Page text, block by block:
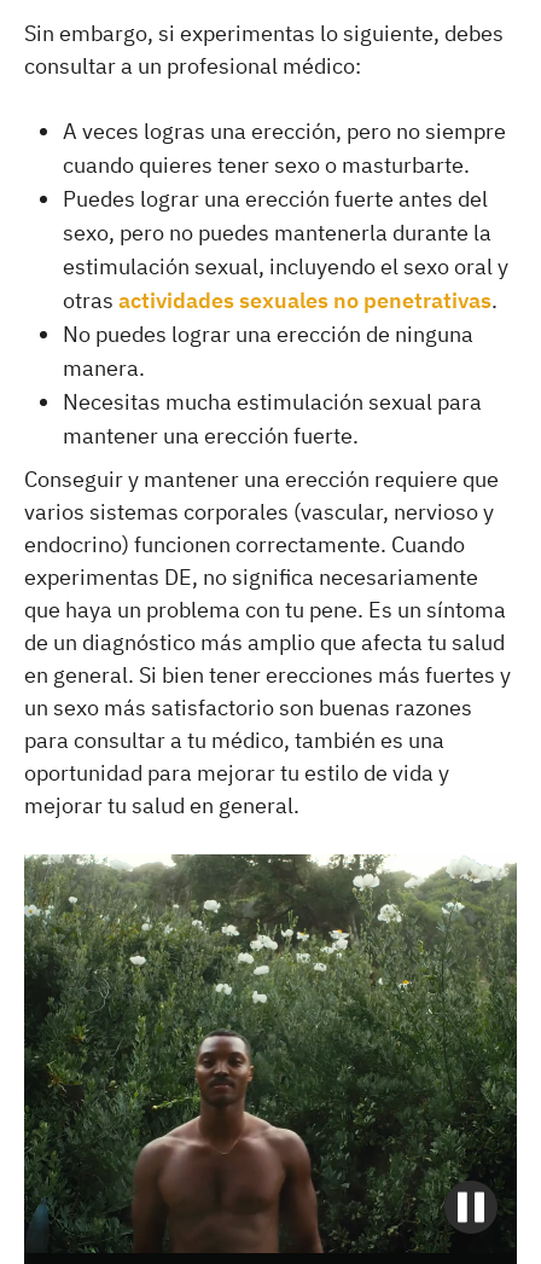
Sin embargo, si experimentas lo siguiente, debes
consultar a un profesional médico:
A veces logras una erección, pero no siempre
cuando quieres tener sexo o masturbarte.
Puedes lograr una erección fuerte antes del
sexo, pero no puedes mantenerla durante la
estimulación sexual, incluyendo el sexo oral y
otrasactividades sexuales no penetrativas.
No puedes lograr una erección de ninguna
manera.
Necesitas mucha estimulación sexual para
mantener una erección fuerte.
Conseguir y mantener una erección requiere que
varios sistemas corporales (vascular, nervioso y
endocrino) funcionen correctamente. Cuando
experimentas DE, no significa necesariamente
que haya un problema con tu pene. Es un síntoma
de un diagnóstico más amplio que afecta tu salud
en general. Si bien tener erecciones más fuertes y
un sexo más satisfactorio son buenas razones
para consultar a tu médico, también es una
oportunidad para mejorar tu estilo de vida y
mejorar tu salud en general.